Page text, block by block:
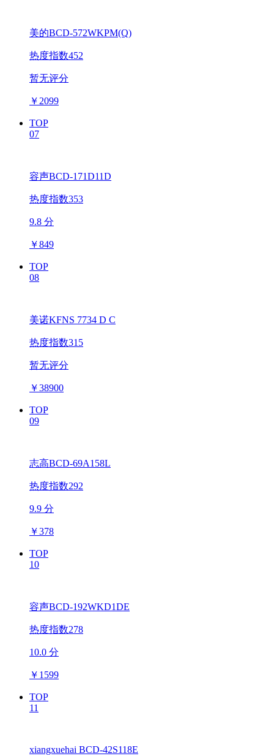
美的BCD-572WKPM(Q)
热度指数452
暂无评分
￥ 2099
TOP
07
容声BCD-171D11D
热度指数353
9.8 分
￥849
TOP
08
美诺KFNS 7734 D C
热度指数315
暂无评分
￥38900
TOP
09
志高BCD-69A158L
热度指数292
9.9 分
￥378
TOP
10
容声BCD-192WKD1DE
热度指数278
10.0 分
￥ 1599
TOP
11
xiangxuehai BCD-42S118E